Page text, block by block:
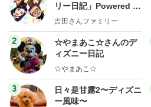
リー日記」Powered b
y Ameba 吉田さんファ
ログ
吉田さんファミリー
2
☆やまあこ☆さんのデ
ィズニー日記
☆やまあこ☆
3
日々是甘露2〜ディズニ
ー風味〜